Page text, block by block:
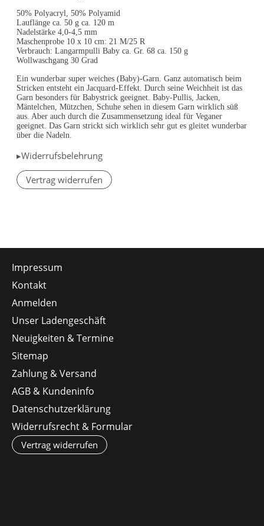
50% Polyacryl, 50% Polyamid
Lauflänge ca. 50 g ca. 120 m
Nadelstärke 4,0-4,5 mm
Maschenprobe 10 x 10 cm: 21 M/25 R
Verbrauch: Langarmpulli Baby ca. Gr. 68 ca. 150 g
Wollwaschgang 30 Grad
Ein wunderbar super weiches (Baby)-Garn. Ganz automatisch beim
Stricken entsteht ein Jacquard-Effekt. Durch seine Weichheit ist das
Garn besonders für Babystrick geeignet. Baby-Pullis, Jacken,
Mäntelchen, Mützchen, Schuhe sehen in diesem Garn wirklich süß
aus. Aber auch durch die Zusammensetzung ideal für Veganer
geeignet. Das Garn strickt sich wirklich sehr gut es gleitet wunderbar
über die Nadeln.
▸Widerrufsbelehrung
Vertrag widerrufen
Impressum
Kontakt
Anmelden
Unser Ladengeschäft
Neuigkeiten & Termine
Sitemap
Zahlung & Versand
AGB & Kundeninfo
Datenschutzerklärung
Widerrufsrecht & Formular
Vertrag widerrufen